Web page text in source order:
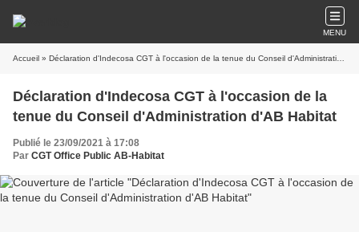
MENU
Accueil » Déclaration d'Indecosa CGT à l'occasion de la tenue du Conseil d'Administration d'AB Habitat
Déclaration d'Indecosa CGT à l'occasion de la
tenue du Conseil d'Administration d'AB Habitat
Publié le 23/09/2021 à 17:08
Par CGT Office Public AB-Habitat